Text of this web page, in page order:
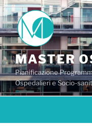
MASTER
Pianificazione
Ospedalieri e Socio-